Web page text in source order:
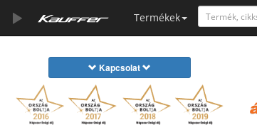
Termékek
Szerszámkatalógus
Kosár
Alkatrészek
Kapcsolat